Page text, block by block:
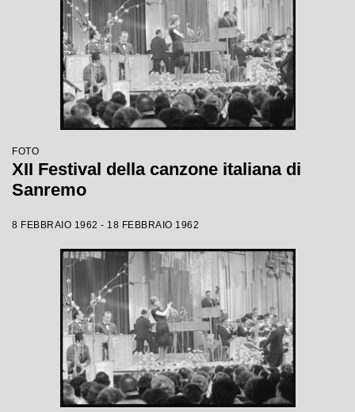
FOTO
XII Festival della canzone italiana di
Sanremo
8 FEBBRAIO 1962 - 18 FEBBRAIO 1962